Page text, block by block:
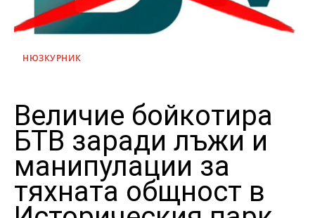
НЮЗКУРНИК
Величие бойкотира
БТВ заради лъжи и
манипулации за
тяхната общност в